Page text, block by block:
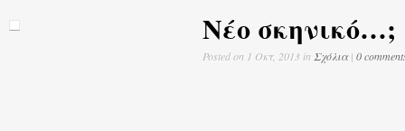
Νέο σκηνικό…;
Postedon 1 Οκτ, 2013 in Σχόλια| 0